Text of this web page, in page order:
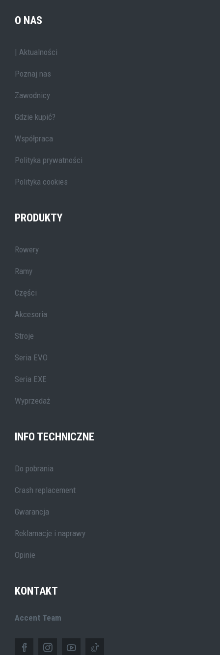
O NAS
| Aktualności
Poznaj nas
Zawodnicy
Gdzie kupić?
Współpraca
Polityka prywatności
Polityka cookies
PRODUKTY
Rowery
Ramy
Części
Akcesoria
Stroje
Seria EVO
Seria EXE
Wyprzedaż
INFO TECHNICZNE
Do pobrania
Crash replacement
Gwarancja
Reklamacje i naprawy
Opinie
KONTAKT
Accent Team